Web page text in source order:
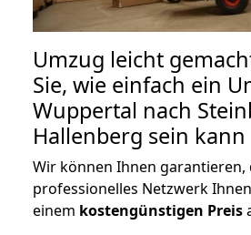
Umzug leicht
Sie, wie einfach ein
Wuppertal nach
Hallenberg sein kann
Wir können Ihnen garantieren,
professionelles Netzwerk
einem kostengünstigen Preis